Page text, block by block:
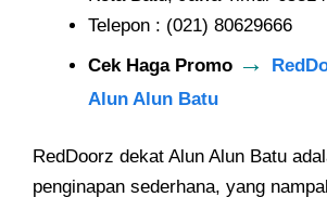
Telepon : (021) 80629666
Cek Haga Promo →
Alun Alun Batu
RedDoorz dekat Alun Alun Batu
penginapan sederhana, yang